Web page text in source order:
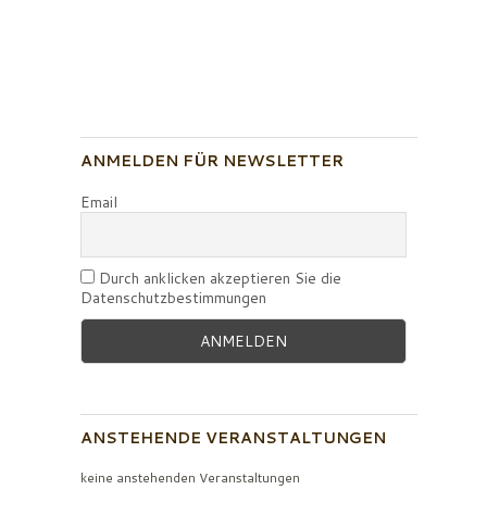
ANMELDEN FÜR NEWSLETTER
Email
Durch anklicken akzeptieren Sie die
Datenschutzbestimmungen
ANSTEHENDE VERANSTALTUNGEN
keine anstehenden Veranstaltungen